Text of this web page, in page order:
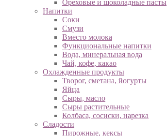
Ореховые и шоколадные пасты
Напитки
Соки
Смузи
Вместо молока
Функциональные напитки
Вода, минеральная вода
Чай, кофе, какао
Охлажденные продукты
Творог, сметана, йогурты
Яйца
Сыры, масло
Сыры растительные
Колбаса, сосиски, нарезка
Сладости
Пирожные, кексы